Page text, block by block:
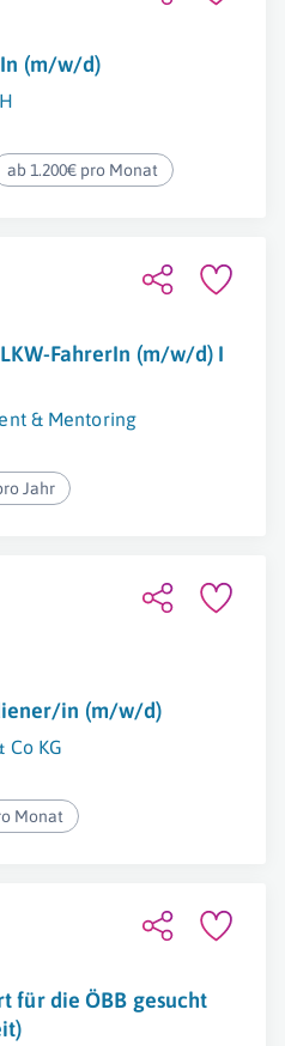
(m/w/d)
ab 1.200€ pro Monat
FahrerIn (m/w/d) I
& Mentoring
Jahr
in (m/w/d)
Co KG
Monat
für die ÖBB gesucht